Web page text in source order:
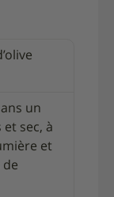
un
sec, à
et
de